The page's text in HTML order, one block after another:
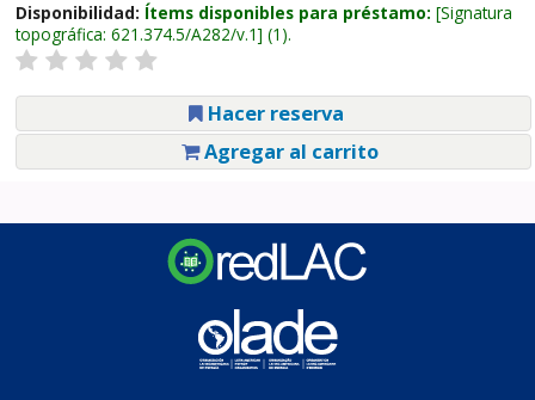
Disponibilidad: Ítems disponibles para préstamo: Signatura
topográfica: 621.374.5/A282/v.1 (1).
Hacer reserva
Agregar al carrito